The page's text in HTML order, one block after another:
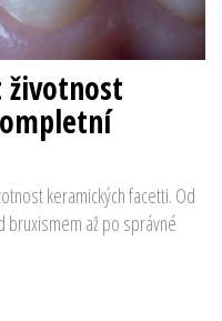
keramických facetti. Od
až po správné